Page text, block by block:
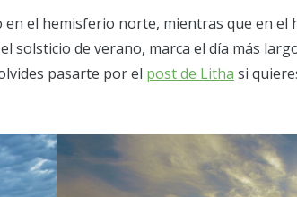
el hemisferio norte, mientras que en el
de verano, marca el día más
pasarte por el post de Litha si